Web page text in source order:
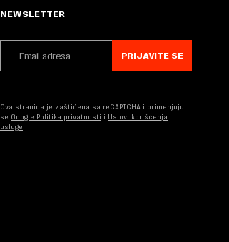
NEWSLETTER
PRIJAVITE SE
Ova stranica je zaštićena sa reCAPTCHA i primenjuju
se Google Politika privatnosti i Uslovi korišćenja
usluge